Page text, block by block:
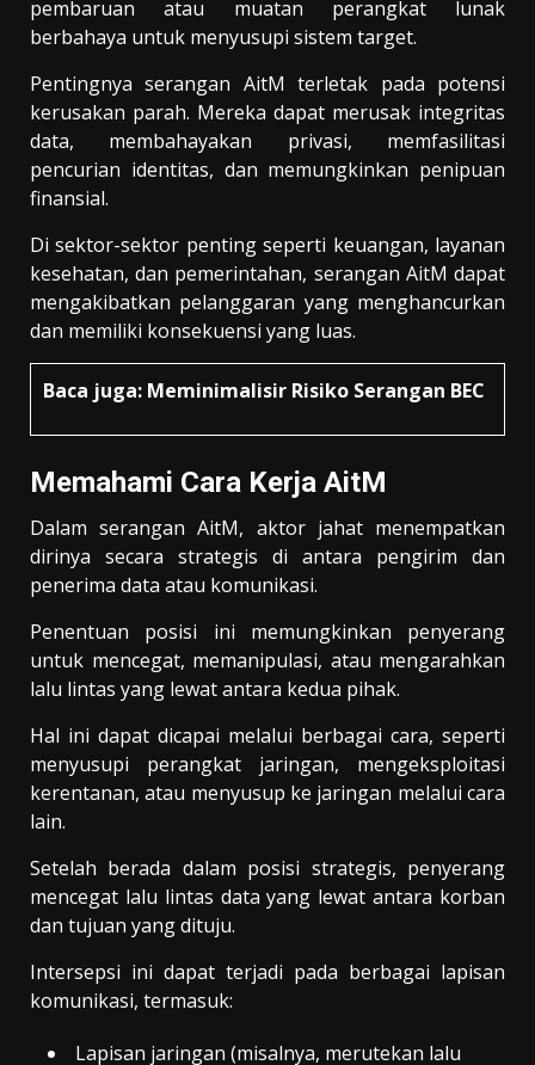
pembaruan atau muatan perangkat lunak
berbahaya untuk menyusupi sistem target.
Pentingnya serangan AitM terletak pada potensi
kerusakan parah. Mereka dapat merusak integritas
data, membahayakan privasi, memfasilitasi
pencurian identitas, dan memungkinkan penipuan
finansial.
Di sektor-sektor penting seperti keuangan, layanan
kesehatan, dan pemerintahan, serangan AitM dapat
mengakibatkan pelanggaran yang menghancurkan
dan memiliki konsekuensi yang luas.
Baca juga: Meminimalisir Risiko Serangan BEC
Memahami Cara Kerja AitM
Dalam serangan AitM, aktor jahat menempatkan
dirinya secara strategis di antara pengirim dan
penerima data atau komunikasi.
Penentuan posisi ini memungkinkan penyerang
untuk mencegat, memanipulasi, atau mengarahkan
lalu lintas yang lewat antara kedua pihak.
Hal ini dapat dicapai melalui berbagai cara, seperti
menyusupi perangkat jaringan, mengeksploitasi
kerentanan, atau menyusup ke jaringan melalui cara
lain.
Setelah berada dalam posisi strategis, penyerang
mencegat lalu lintas data yang lewat antara korban
dan tujuan yang dituju.
Intersepsi ini dapat terjadi pada berbagai lapisan
komunikasi, termasuk:
Lapisan jaringan (misalnya, merutekan lalu